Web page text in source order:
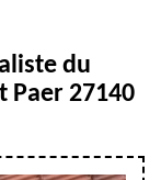
du
Paer 27140